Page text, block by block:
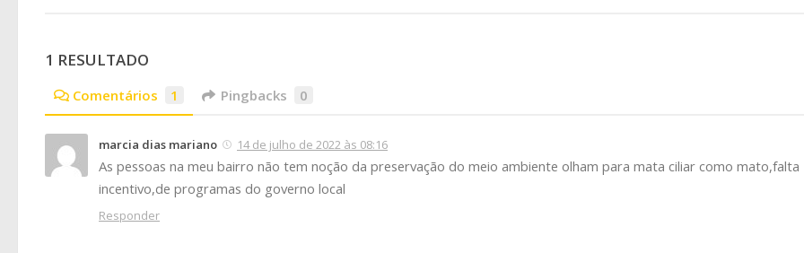
1 RESULTADO
Comentários 1 Pingbacks 0
marcia dias mariano 14 de julho de 2022 às 08:16
As pessoas na meu bairro não tem noção da preservação do meio ambiente olham para mata ciliar como mato,falta
incentivo,de programas do governo local
Responder